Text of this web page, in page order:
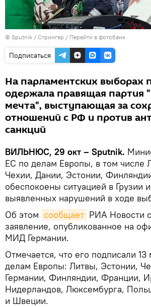
© Sputnik / Стрингер / Перейти в фотобанк
Подписаться
На парламентских выборах
одержала правящая партия
мечта", выступающая за
отношений с РФ и против
санкций
ВИЛЬНЮС, 29 окт – Sputnik.
ЕС по делам Европы, в том числе
Чехии, Дании, Эстонии,
обеспокоены ситуацией в Грузии
выявленных нарушений в ходе
Об этом сообщает РИА Новости
заявление, опубликованное на
МИД Германии.
Отмечается, что его подписали 13
делам Европы: Литвы, Эстонии,
Германии, Финляндии, Франции,
Нидерландов, Люксембурга,
и Швеции.